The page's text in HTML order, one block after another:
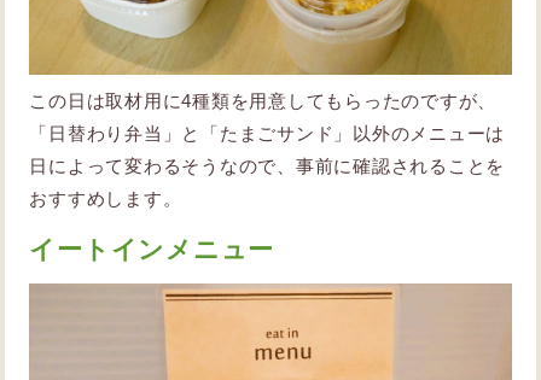
この日は取材用に4種類を用意してもらったのですが、
「日替わり弁当」と「たまごサンド」以外のメニューは
日によって変わるそうなので、事前に確認されることを
おすすめします。
イートインメニュー